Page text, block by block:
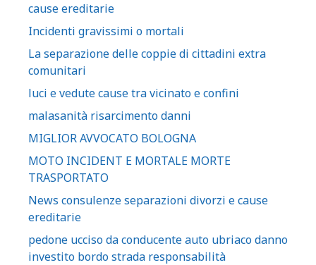
cause ereditarie
Incidenti gravissimi o mortali
La separazione delle coppie di cittadini extra
comunitari
luci e vedute cause tra vicinato e confini
malasanità risarcimento danni
MIGLIOR AVVOCATO BOLOGNA
MOTO INCIDENT E MORTALE MORTE
TRASPORTATO
News consulenze separazioni divorzi e cause
ereditarie
pedone ucciso da conducente auto ubriaco danno
investito bordo strada responsabilità